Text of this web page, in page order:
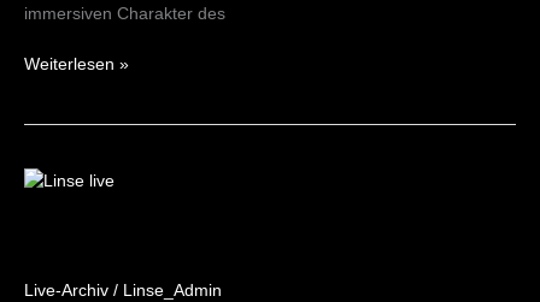
immersiven Charakter des
Weiterlesen »
Live-Archiv / Linse_Admin
The